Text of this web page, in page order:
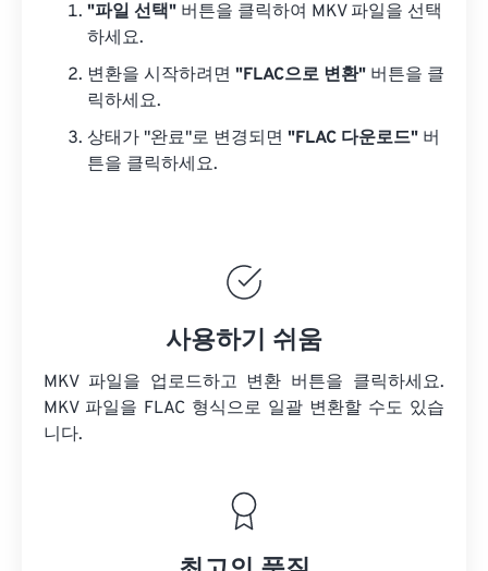
"파일 선택" 버튼을 클릭하여 MKV 파일을 선택
하세요.
변환을 시작하려면 "FLAC으로 변환" 버튼을 클
릭하세요.
상태가 "완료"로 변경되면 "FLAC 다운로드" 버
튼을 클릭하세요.
사용하기 쉬움
MKV 파일을 업로드하고 변환 버튼을 클릭하세요.
MKV 파일을 FLAC 형식으로 일괄 변환할 수도 있습
니다.